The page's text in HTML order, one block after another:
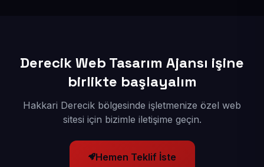
Derecik Web Tasarım Ajansı işine
birlikte başlayalım
Hakkari Derecik bölgesinde işletmenize özel web
sitesi için bizimle iletişime geçin.
Hemen Teklif İste